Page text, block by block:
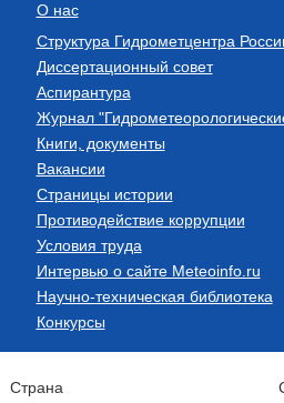
О нас
Структура Гидрометцентра
Диссертационный совет
Аспирантура
Журнал
Книги, документы
Вакансии
Страницы истории
Противодействие коррупции
Условия труда
Интервью о сайте Meteoinfo.ru
Научно-техническая библиотека
Конкурсы
Страна